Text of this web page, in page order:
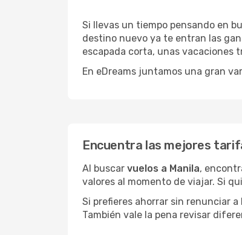
Si llevas un tiempo pensando en
destino nuevo ya te entran las
escapada corta, unas vacaciones
En eDreams juntamos una gran
Encuentra las mejores
Al buscar vuelos a Manila,
valores al momento de viajar. Si
Si prefieres ahorrar sin renunciar
También vale la pena revisar